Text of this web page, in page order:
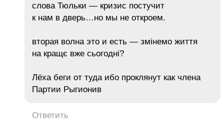
слова Тюльки — кризис постучит
к нам в дверь…но мы не откроем.
вторая волна это и есть — змінемо життя
на кращє вже сьогодні?
Лёха беги от туда ибо проклянут как члена
Партии Рыгионив
Ответить